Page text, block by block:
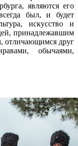
являются его
был, и будет
искусство и
принадлежавшим
отличающимся друг
обычаями,